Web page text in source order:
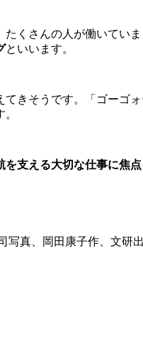
くさんの人が働いてい
といいます。
てきそうです。「ゴー
を支える大切な仕事に焦
写真、岡田康子作、文